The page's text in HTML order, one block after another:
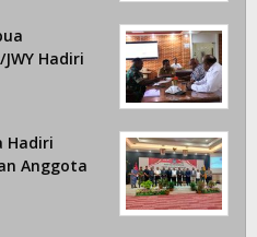
Hadiri
Hadiri
Anggota